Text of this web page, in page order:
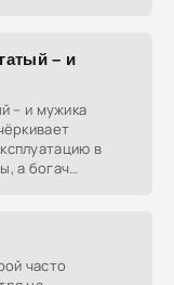
– и
– и мужика
в
а богач
часто